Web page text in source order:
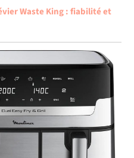
Waste King : fiabilité et